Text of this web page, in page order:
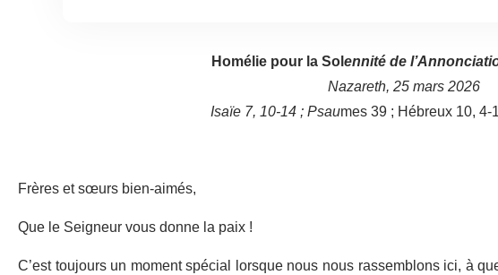
Homélie pour la Solennité de
Nazareth, 25 mars 2026
Isaïe 7, 10-14 ; Psaumes 39 ; Hébreux 10,
Frères et sœurs bien-aimés,
Que le Seigneur vous donne la paix !
C’est toujours un moment spécial lorsque nous nous rassemblons ici, à